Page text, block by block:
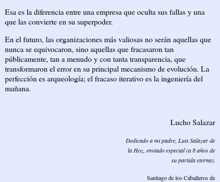
Esa es la diferencia entre una empresa que oculta sus fallas y una
que las convierte en su superpoder.
En el futuro, las organizaciones más valiosas no serán aquellas que
nunca se equivocaron, sino aquellas que fracasaron tan
públicamente, tan a menudo y con tanta transparencia, que
transformaron el error en su principal mecanismo de evolución. La
perfección es arqueología; el fracaso iterativo es la ingeniería del
mañana.
Lucho Salazar
Dedicado a mi padre, Luis Salazar de
la Hoz, enviado especial (a 8 años de
su partida eterna).
Santiago de los Caballeros de